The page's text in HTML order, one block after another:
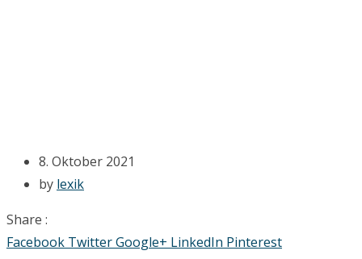
8. Oktober 2021
by lexik
Share :
Facebook TwitterGoogle+ LinkedIn Pinterest